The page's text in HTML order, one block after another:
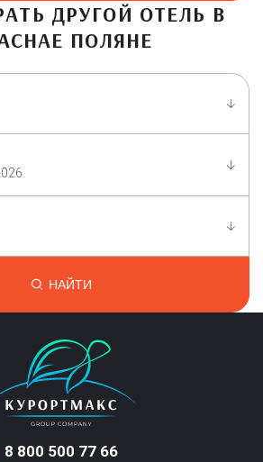
ДРУГОЙ ОТЕЛЬ В
ПОЛЯНЕ
НАЙТИ
8 800 500 77 66